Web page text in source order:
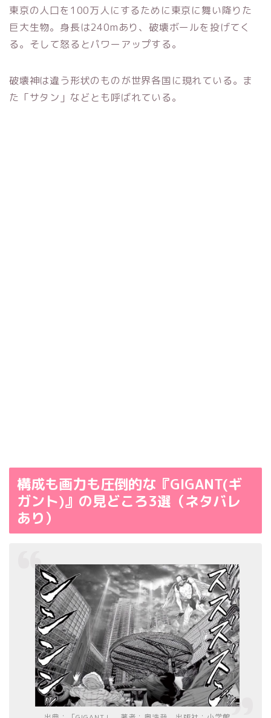
東京の人口を100万人にするために東京に舞い降りた
巨大生物。身長は240mあり、破壊ボールを投げてく
る。そして怒るとパワーアップする。
破壊神は違う形状のものが世界各国に現れている。ま
た「サタン」などとも呼ばれている。
構成も画力も圧倒的な『GIGANT(ギ
ガント)』の見どころ3選（ネタバレ
あり）